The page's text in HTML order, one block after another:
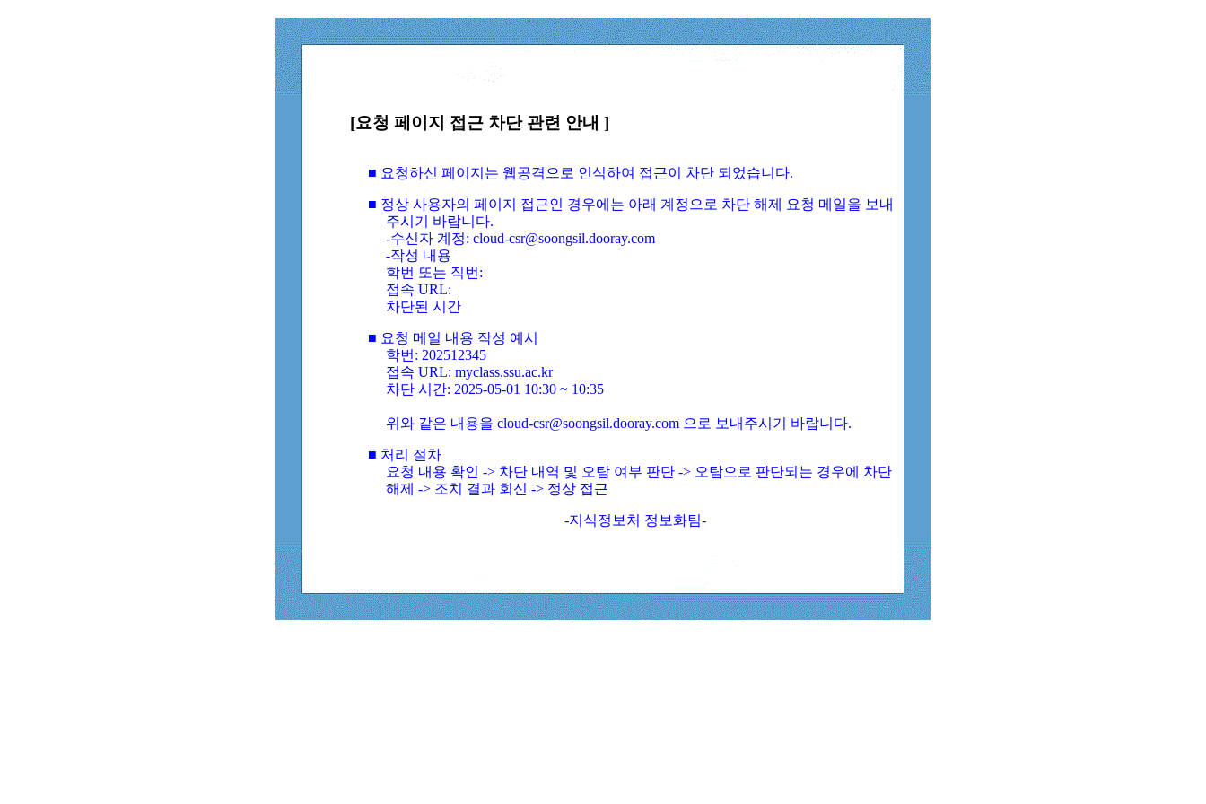
[요청 페이지 접근 차단 관련 안내 ]
■ 요청하신 페이지는 웹공격으로 인식하여 접근이 차단 되었습니다.
■ 정상 사용자의 페이지 접근인 경우에는 아래 계정으로 차단 해제 요청 메일을 보내
주시기 바랍니다.
-수신자 계정: cloud-csr@soongsil.dooray.com
-작성 내용
학번 또는 직번:
접속 URL:
차단된 시간
■ 요청 메일 내용 작성 예시
학번: 202512345
접속 URL: myclass.ssu.ac.kr
차단 시간: 2025-05-01 10:30 ~ 10:35
위와 같은 내용을 cloud-csr@soongsil.dooray.com 으로 보내주시기 바랍니다.
■ 처리 절차
요청 내용 확인 -> 차단 내역 및 오탐 여부 판단 -> 오탐으로 판단되는 경우에 차단
해제 -> 조치 결과 회신 -> 정상 접근
-지식정보처 정보화팀-